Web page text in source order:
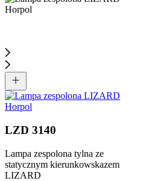
LZD 3140
Lampa zespolona tylna ze
statycznym kierunkowskazem
LIZARD